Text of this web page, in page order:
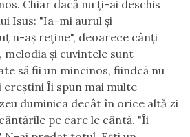
Chiar dacă nu ţi-ai deschis
Isus: "Ia-mi aurul şi
ţ n-aş reţine", deoarece cânţi
melodiaşi cuvintele sunt
să fii un mincinos, fiindcă nu
creştini Îi spun mai multe
duminica decât în orice altă zi
ântările pe care le cântă. "Îi